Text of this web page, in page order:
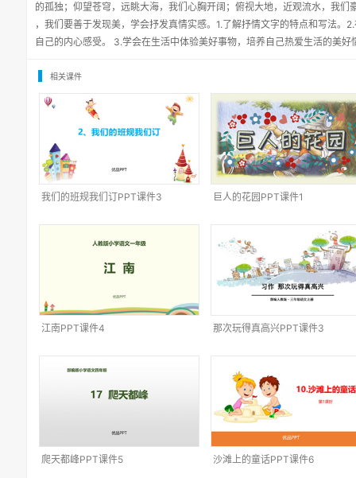
的孤独；仰望苍穹，远眺大海，我们心胸开阔；俯视大地，近观流水，我
，我们要善于发现美，学会抒发真情实感。1.了解抒情文字的特点和写法。
自己的内心感受。 3.学会在生活中体验美好事物，培养自己热爱生活的美好
相关课件
我们的班规我们订PPT课件3 巨人的花园PPT课件1
江南PPT课件4 那次玩得真高兴PPT课件3
爬天都峰PPT课件5 沙滩上的童话PPT课件6